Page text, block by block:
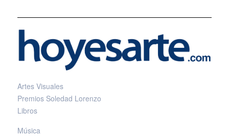
Artes Visuales
Premios Soledad Lorenzo
Libros
Música